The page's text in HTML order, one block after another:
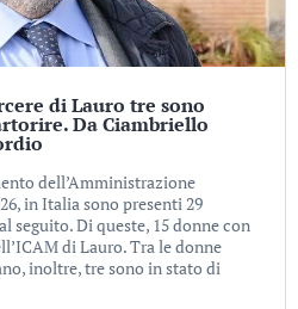
di Lauro tre sono
Da Ciambriello
dell’Amministrazione
in Italia sono presenti 29
seguito. Di queste, 15 donne con
di Lauro. Tra le donne
inoltre, tre sono in stato di